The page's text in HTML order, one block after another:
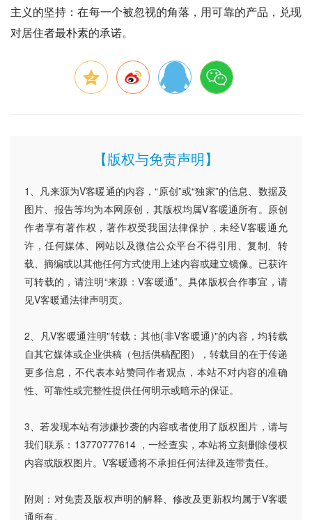
主义的坚持：在每一个被忽视的角落，用可靠的产品，兑现
对居住者最朴素的承诺。
【版权与免责声明】
1、凡来源为V客暖通的内容，“原创”或“独家”的信息、数据及
图片、报告等均为本网原创，其版权均属V客暖通所有。原创
作者享有著作权，著作权受我国法律保护，未经V客暖通允
许，任何媒体、网站以及微信公众平台不得引用、复制、转
载、摘编或以其他任何方式使用上述内容或建立镜像。已获许
可转载的，请注明“来源：V客暖通”。具体版权合作事宜，请
见V客暖通法律声明页。
2、凡V客暖通注明"转载：其他(非V客暖通)"的内容，均转载
自其它媒体或企业供稿（包括供稿配图），转载目的在于传递
更多信息，不代表本站赞同作者观点，本站不对内容的准确
性、可靠性或完整性提供任何明示或暗示的保证。
3、若发现本站有涉嫌抄袭的内容或者使用了版权图片，请与
我们联系：13770777614 ，一经查实，本站将立刻删除侵权
内容或版权图片。V客暖通将不承担任何法律及连带责任。
附则：对免责及版权声明的解释、修改及更新权均属于V客暖
通所有。